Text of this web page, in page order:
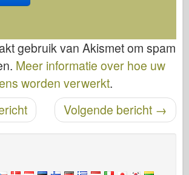
gebruik van Akismet om spam
Meer informatie over hoe uw
worden verwerkt.
Volgende bericht →